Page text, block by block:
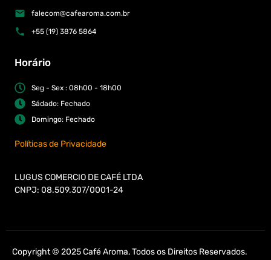
falecom@cafearoma.com.br
+55 (19) 3876 5864
Horário
Seg - Sex : 08h00 - 18h00
Sádado: Fechado
Domingo: Fechado
Políticas de Privacidade
LUGUS COMERCIO DE CAFÉ LTDA
CNPJ: 08.509.307/0001-24
Copyright © 2025 Café Aroma, Todos os Direitos Reservados.